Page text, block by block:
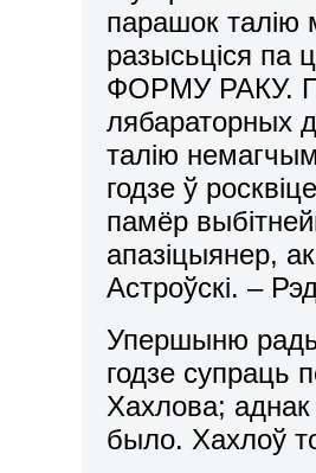
парашок
разысьціся па
ФОРМУ РАКУ.
лябараторных
талію
годзе ў
памёр
апазіцыянер,
Астроўскі. –
Упершыню
годзе супраць
Хахлова;
было. Хахлоў